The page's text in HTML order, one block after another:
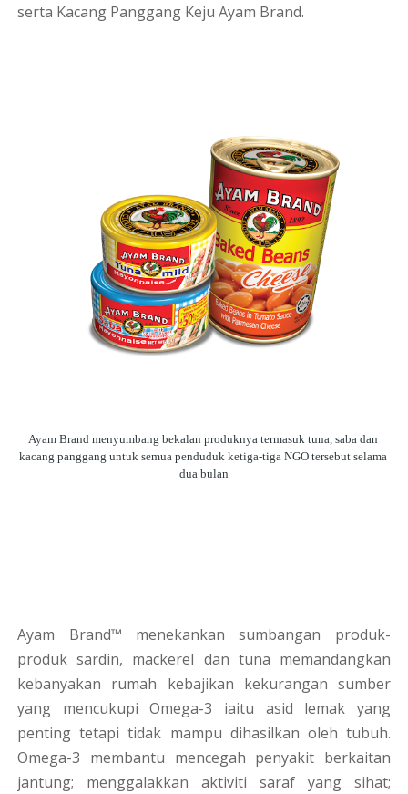
serta Kacang Panggang Keju Ayam Brand.
Ayam Brand menyumbang bekalan produknya termasuk tuna, saba dan
kacang panggang untuk semua penduduk ketiga-tiga NGO tersebut selama
dua bulan
Ayam Brand™ menekankan sumbangan produk-
produk sardin, mackerel dan tuna memandangkan
kebanyakan rumah kebajikan kekurangan sumber
yang mencukupi Omega-3 iaitu asid lemak yang
penting tetapi tidak mampu dihasilkan oleh tubuh.
Omega-3 membantu mencegah penyakit berkaitan
jantung; menggalakkan aktiviti saraf yang sihat;